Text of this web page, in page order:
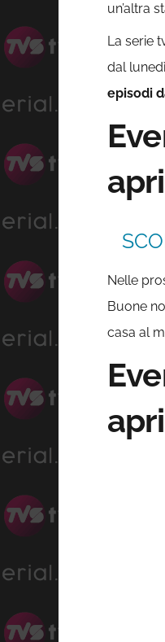
un’altra
La serie
dal
episodi
Nelle
Buone
casa al